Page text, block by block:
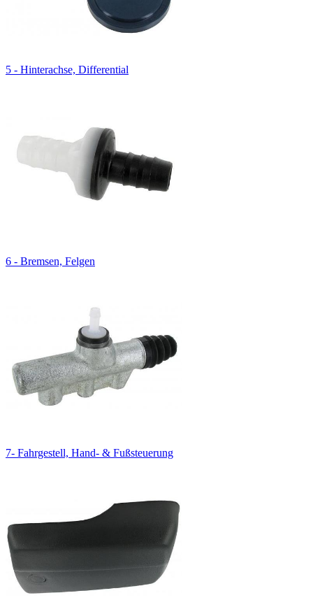
5 - Hinterachse, Differential
6 - Bremsen, Felgen
7- Fahrgestell, Hand- & Fußsteuerung